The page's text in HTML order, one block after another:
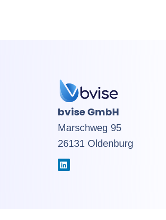
bvise GmbH
Marschweg 95
26131 Oldenburg